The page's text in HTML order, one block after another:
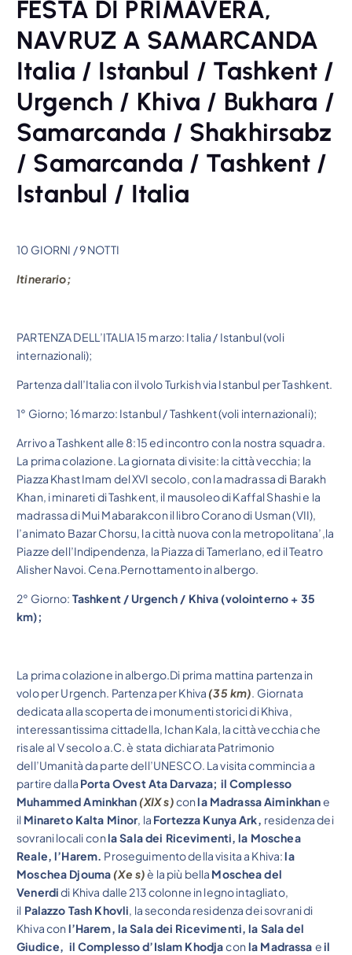
FESTA DI PRIMAVERA,
NAVRUZ A SAMARCANDA
Italia / Istanbul / Tashkent /
Urgench / Khiva / Bukhara /
Samarcanda / Shakhirsabz
/ Samarcanda / Tashkent /
Istanbul / Italia
10 GIORNI / 9 NOTTI
Itinerario;
PARTENZA DELL’ITALIA 15 marzo: Italia / Istanbul (voli
internazionali);
Partenza dall’Italia con il volo Turkish via Istanbul per Tashkent.
1° Giorno; 16 marzo: Istanbul / Tashkent (voli internazionali);
Arrivo a Tashkent alle 8:15 ed incontro con la nostra squadra.
La prima colazione. La giornata di visite: la città vecchia; la
Piazza Khast Imam del XVI secolo, con la madrassa di Barakh
Khan, i minareti di Tashkent, il mausoleo di Kaffal Shashi e la
madrassa di Mui Mabarakcon il libro Corano di Usman (VII),
l’animato Bazar Chorsu, la città nuova con la metropolitana’,la
Piazze dell’Indipendenza, la Piazza di Tamerlano, ed il Teatro
Alisher Navoi. Cena.Pernottamento in albergo.
2° Giorno: Tashkent / Urgench / Khiva (volointerno + 35
km);
La prima colazione in albergo.Di prima mattina partenza in
volo per Urgench. Partenza per Khiva (35 km). Giornata
dedicata alla scoperta dei monumenti storici di Khiva,
interessantissima cittadella, Ichan Kala, la città vecchia che
risale al V secolo a.C. è stata dichiarata Patrimonio
dell’Umanità da parte dell’UNESCO. La visita commincia a
partire dalla Porta Ovest Ata Darvaza; il Complesso
Muhammed Aminkhan (XIX s)conla Madrassa Aiminkhane
il Minareto Kalta Minor, la Fortezza Kunya Ark, residenza dei
sovrani localiconla Sala dei Ricevimenti, la Moschea
Reale, l’Harem. Proseguimento della visita a Khiva:la
Moschea Djouma (Xe s)è la più bella Moschea del
Venerdidi Khiva dalle 213 colonne in legno intagliato,
il Palazzo Tash Khovli, la seconda residenza dei sovrani di
Khiva conl’Harem, la Sala dei Ricevimenti, la Sala del
Giudice, il Complesso d’Islam Khodjaconla Madrassa eil